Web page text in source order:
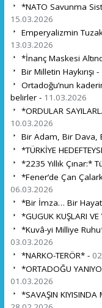
*NATO Savunma
15.03.2026
Emperyalizmin
13.03.2026
*İnanç Maskesi
Bir Milletin Haykırışı -
Ortadoğu’nun
belirler - 11.03.2026
*ORDULAR
10.03.2026
Bir Adam, Bir Dava,
*TÜRKİYE
*2235 Yıllık Çınar:*
*Fener’de Çan
06.03.2026
*Bir İmza… Bir
*GUGUK KUŞLARI
*Kuvâ-yi Milliye
03.03.2026
*NARKO-TERÖR* -
*ORTADOĞU
01.03.2026
*SAVAŞIN KIYISINDA